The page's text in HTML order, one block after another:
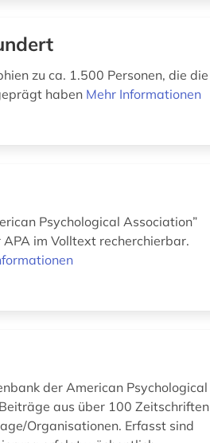
zu ca. 1.500 Personen, die die
haben Mehr Informationen
Psychological Association”
im Volltext recherchierbar.
der American Psychological
aus über 100 Zeitschriften
Organisationen. Erfasst sind